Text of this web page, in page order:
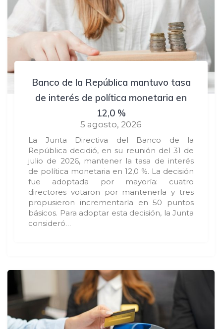
Banco de la República mantuvo tasa
de interés de política monetaria en
12,0 %
5 agosto, 2026
La Junta Directiva del Banco de la
República decidió, en su reunión del 31 de
julio de 2026, mantener la tasa de interés
de política monetaria en 12,0 %. La decisión
fue adoptada por mayoría: cuatro
directores votaron por mantenerla y tres
propusieron incrementarla en 50 puntos
básicos. Para adoptar esta decisión, la Junta
consideró…